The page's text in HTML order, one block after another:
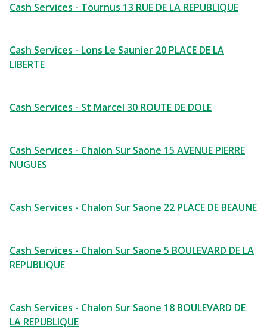
Cash Services - Tournus 13 RUE DE LA REPUBLIQUE
Cash Services - Lons Le Saunier 20 PLACE DE LA
LIBERTE
Cash Services - St Marcel 30 ROUTE DE DOLE
Cash Services - Chalon Sur Saone 15 AVENUE PIERRE
NUGUES
Cash Services - Chalon Sur Saone 22 PLACE DE BEAUNE
Cash Services - Chalon Sur Saone 5 BOULEVARD DE LA
REPUBLIQUE
Cash Services - Chalon Sur Saone 18 BOULEVARD DE
LA REPUBLIQUE